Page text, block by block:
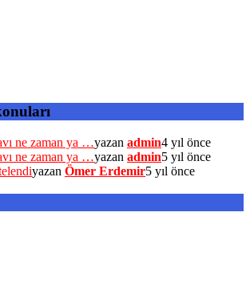
ne zaman ya …yazan admin4 yıl önce
ne zaman ya …yazan admin5 yıl önce
yazan Ömer Erdemir5 yıl önce